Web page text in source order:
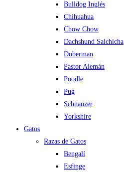
Bulldog Inglés
Chihuahua
Chow Chow
Dachshund Salchicha
Doberman
Pastor Alemán
Poodle
Pug
Schnauzer
Yorkshire
Gatos
Razas de Gatos
Bengalí
Esfinge